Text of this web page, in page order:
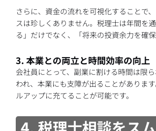
さらに、資金の流れを可視化することで
スは珍しくありません。税理士は年間を
る」だけでなく、「将来の投資余力を確
3. 本業との両立と時間効率の向上
会社員にとって、副業に割ける時間は限
われ、本業にも支障が出ることがありま
ルアップに充てることが可能です。